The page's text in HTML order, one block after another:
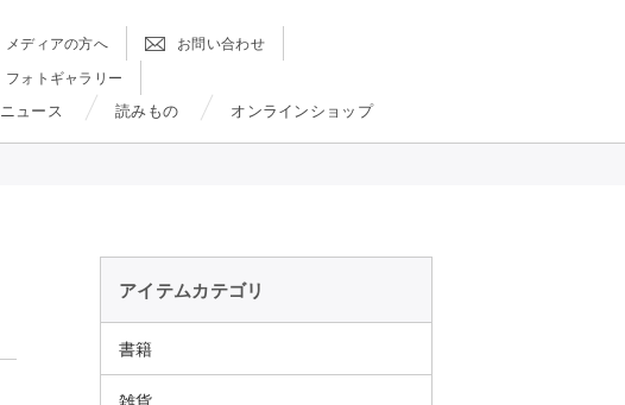
ニュース 読みもの オンラインショップ
メディアの方へ
お問い合わせ
フォトギャラリー
アイテムカテゴリ
書籍